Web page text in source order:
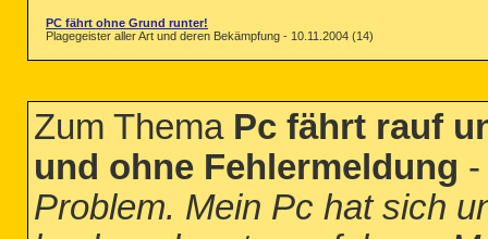
PC fährt ohne Grund runter!
Plagegeister aller Art und deren Bekämpfung - 10.11.2004 (14)
Zum Thema Pc fährt rauf
und ohne Fehlermeldung
Problem. Mein Pc hat sich